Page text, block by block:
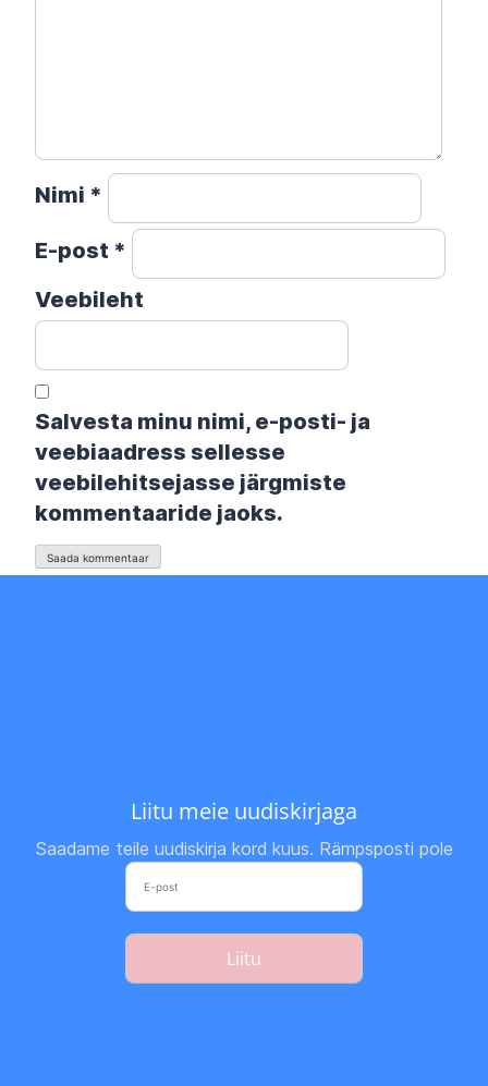
Nimi *
E-post *
Veebileht
Salvesta minu nimi, e-posti- ja
veebiaadress sellesse
veebilehitsejasse järgmiste
kommentaaride jaoks.
Liitu meie uudiskirjaga
Saadame teile uudiskirja kord kuus. Rämpsposti pole
Liitu